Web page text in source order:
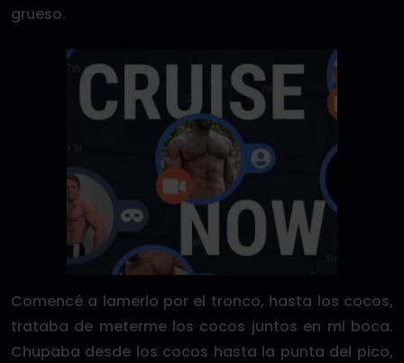
grueso.
Comencé a lamerlo por el tronco, hasta los cocos,
trataba de meterme los cocos juntos en mi boca.
Chupaba desde los cocos hasta la punta del pico,